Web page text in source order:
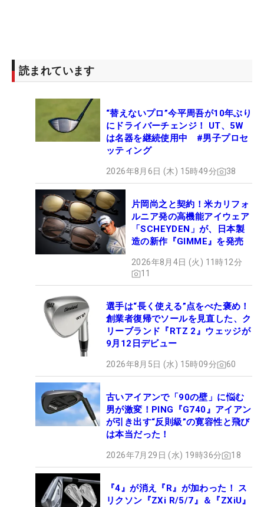
読まれています
“替えないプロ”今平周吾が10年ぶり
にドライバーチェンジ！ UT、5W
は名器を継続使用中 #男子プロセ
ッティング
2026年8月6日 (木) 15時49分 38
片岡尚之と契約！米カリフォ
ルニア発の高機能アイウェア
「SCHEYDEN」が、日本製
造の新作『GIMME』を発売
2026年8月4日 (火) 11時12分
11
選手は“長く使える”点をべた褒め！
創業者復帰でソールを見直した、ク
リーブランド『RTZ 2』ウェッジが
9月12日デビュー
2026年8月5日 (水) 15時09分 60
古いアイアンで「90の壁」に悩む
男が激変！PING『G740』アイアン
が引き出す“反則級”の寛容性と飛び
は本当だった！
2026年7月29日 (水) 19時36分 18
『4』が消え『R』が加わった！ ス
リクソン『ZXi R/5/7』＆『ZXiU』